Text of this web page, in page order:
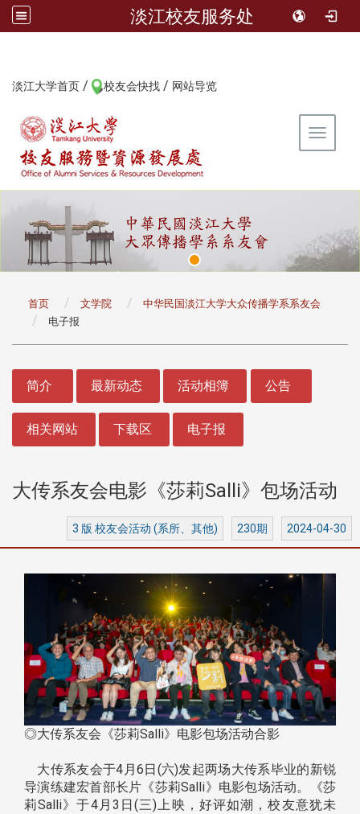
淡江校友服务处
淡江大学首页 / 校友会快找 / 网站导览
Toggle
首页 文学院
中华民国淡江大学大众传播学系系友会
电子报
简介 最新动态 活动相簿 公告
相关网站 下载区 电子报
大传系友会电影《莎莉Salli》包场活动
3 版 校友会活动 (系所、其他) 230期 2024-04-30
◎大传系友会《莎莉Salli》电影包场活动合影
大传系友会于4月6日(六)发起两场大传系毕业的新锐
导演练建宏首部长片《莎莉Salli》电影包场活动。《莎
莉Salli》于4月3日(三)上映，好评如潮，校友意犹未